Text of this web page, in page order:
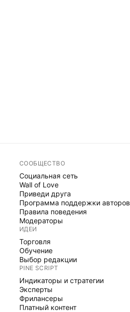
СООБЩЕСТВО
Социальная сеть
Wall of Love
Приведи друга
Программа поддержки авторов
Правила поведения
Модераторы
ИДЕИ
Торговля
Обучение
Выбор редакции
PINE SCRIPT
Индикаторы и стратегии
Эксперты
Фрилансеры
Платный контент